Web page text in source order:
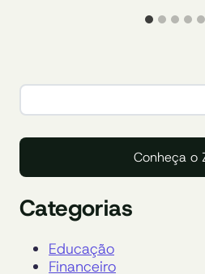
Conheça o
Categorias
Educação
Financeiro